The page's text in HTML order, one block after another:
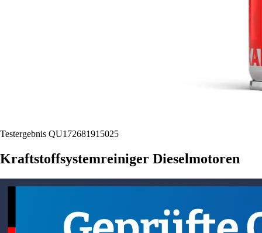
Testergebnis QU172681915025
Kraftstoffsystemreiniger Dieselmotoren